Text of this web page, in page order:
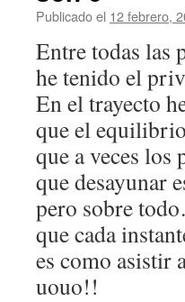
Publicado el 12 febrero,
Entre todas las
he tenido el
En el trayecto
que el
que a veces los
que desayunar
pero sobre
que cada
es como asistir
uouo!!